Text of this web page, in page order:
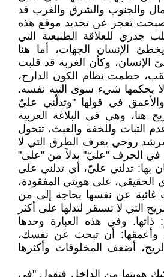
والجنوب والشرق والغرب قد
تعجز عن تحديد موقع هذه
جذري للعلاقة الطبيعية التي
الإنسان الجهات، أما هنا
الإنسان، وكأن الغربة قد قلبت
حطمت نظام الكون الدارج،
يحكمها شيء سوى التيه نفسه.
في قولها "وتدلّني عليّ
هنا، وهي في البلاغة العربية
الثبات وللخفة والعبث، تتحول
مرشد روحي يعرف الطرق التي لا
في الحرف "عليّ" بدلاً من "على"
بها: تدلني عليّ، أي تدلني على
على هويتي المفقودة،
غائبة عن نفسها بحاجة إلى من
التي لا تستقر لتدلها على أكثر
ذاتها. وفي هذه العبارة وحدها
وأعمقها: أن تبحث عن نفسك،
أضعف المخلوقات وأكثرها
هويتها من الداخل فتقول "في